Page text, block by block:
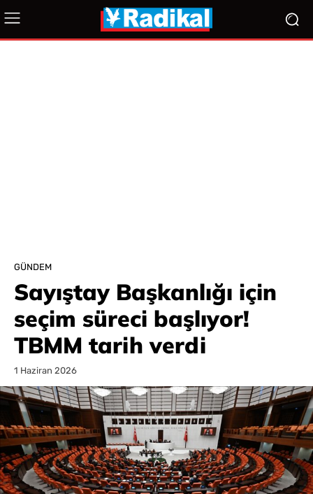
GÜNDEM
Sayıştay Başkanlığı için
seçim süreci başlıyor!
TBMM tarih verdi
1 Haziran 2026